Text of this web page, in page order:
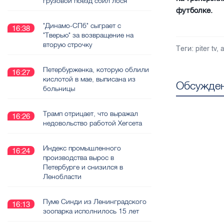
футболке.
Теги: piter tv,
16:38
"Динамо-СПб" сыграет с
"Тверью" за возвращение на
вторую строчку
16:27
Петербурженка, которую облили
кислотой в мае, выписана из
больницы
16:26
Трамп отрицает, что выражал
недовольство работой Хегсета
16:24
Индекс промышленного
производства вырос в
Петербурге и снизился в
Ленобласти
16:13
Пуме Синди из Ленинградского
зоопарка исполнилось 15 лет